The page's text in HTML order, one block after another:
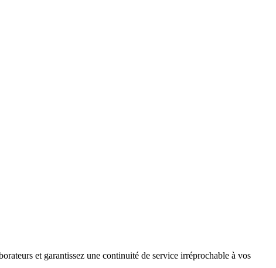
et garantissez une continuité de service irréprochable à vos